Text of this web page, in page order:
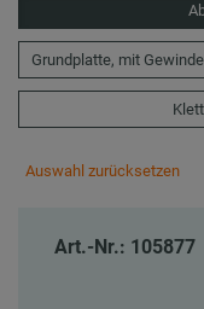
Grundplatte, mit
Auswahl zurücksetzen
Art.-Nr.: 105877